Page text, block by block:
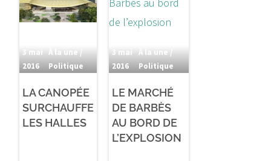
3 mai
2016
À la une /
Politique
LA CANOPÉE
SURCHAUFFE
LES HALLES
3 mai
2016
À la une /
Politique
LE MARCHÉ
DE BARBÈS
AU BORD DE
L’EXPLOSION